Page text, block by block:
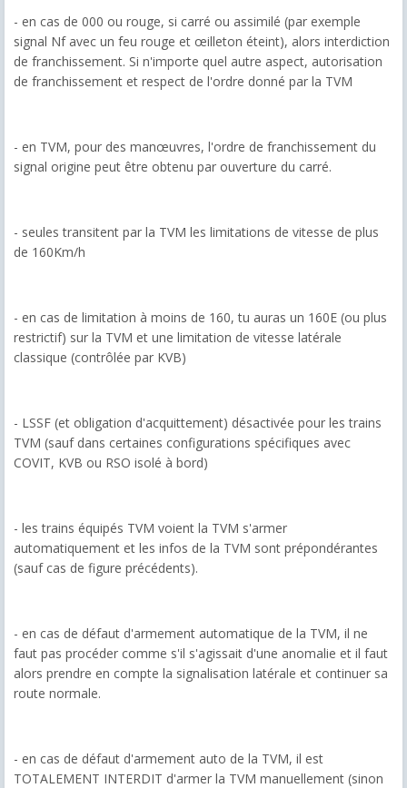
- en cas de 000 ou rouge, si carré ou assimilé (par exemple
signal Nf avec un feu rouge et œilleton éteint), alors interdiction
de franchissement. Si n'importe quel autre aspect, autorisation
de franchissement et respect de l'ordre donné par la TVM
- en TVM, pour des manœuvres, l'ordre de franchissement du
signal origine peut être obtenu par ouverture du carré.
- seules transitent par la TVM les limitations de vitesse de plus
de 160Km/h
- en cas de limitation à moins de 160, tu auras un 160E (ou plus
restrictif) sur la TVM et une limitation de vitesse latérale
classique (contrôlée par KVB)
- LSSF (et obligation d'acquittement) désactivée pour les trains
TVM (sauf dans certaines configurations spécifiques avec
COVIT, KVB ou RSO isolé à bord)
- les trains équipés TVM voient la TVM s'armer
automatiquement et les infos de la TVM sont prépondérantes
(sauf cas de figure précédents).
- en cas de défaut d'armement automatique de la TVM, il ne
faut pas procéder comme s'il s'agissait d'une anomalie et il faut
alors prendre en compte la signalisation latérale et continuer sa
route normale.
- en cas de défaut d'armement auto de la TVM, il est
TOTALEMENT INTERDIT d'armer la TVM manuellement (sinon